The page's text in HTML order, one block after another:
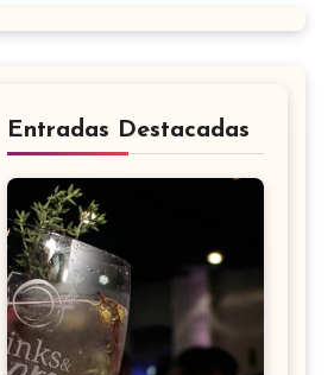
Entradas Destacadas